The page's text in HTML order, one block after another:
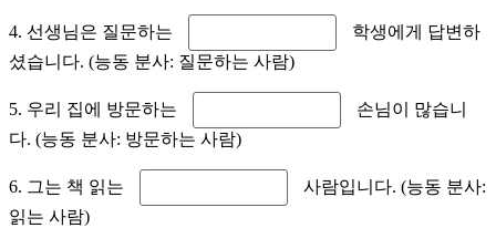
4. 선생님은 질문하는
학생에게 답변하
셨습니다. (능동 분사: 질문하는 사람)
5. 우리 집에 방문하는
손님이 많습니
다. (능동 분사: 방문하는 사람)
6. 그는 책 읽는
사람입니다. (능동 분사:
읽는 사람)